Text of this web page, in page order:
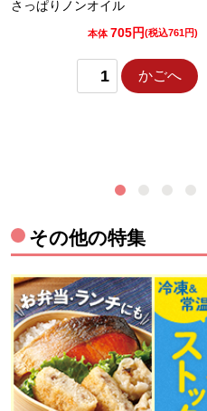
さっぱりノンオイル
本体 705円(税込761円)
かごへ
その他の特集